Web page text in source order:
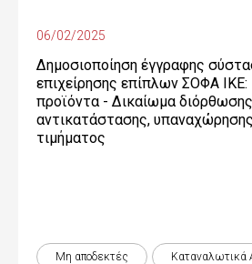
06/02/2025
Δημοσιοποίηση έγγραφης
επιχείρησης επίπλων ΣΟΦΑ
προϊόντα - Δικαίωµα
αντικατάστασης,
τιµήµατος
Μη αποδεκτές Καταναλωτικά